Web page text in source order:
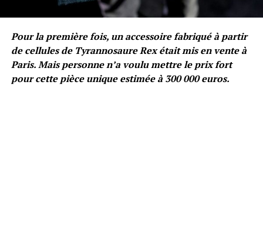
Pour la première fois, un accessoire fabriqué à partir
de cellules de Tyrannosaure Rex était mis en vente à
Paris. Mais personne n’a voulu mettre le prix fort
pour cette pièce unique estimée à 300 000 euros.